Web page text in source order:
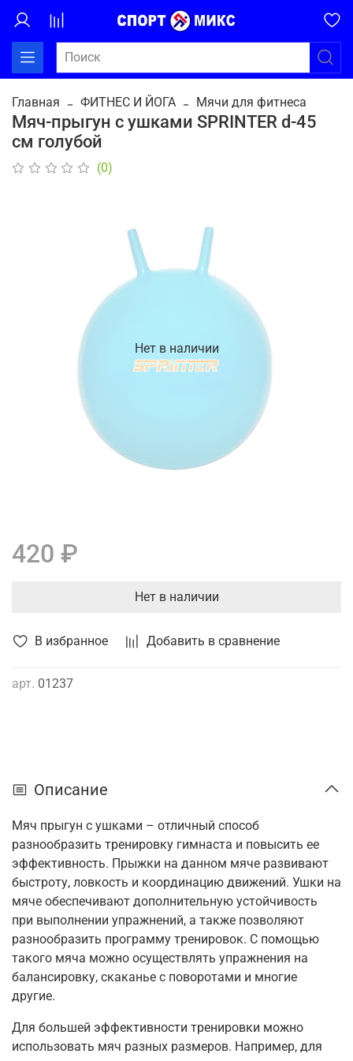
Главная ФИТНЕС И ЙОГА Мячи для фитнеса
Мяч-прыгун с ушками SPRINTER d-45
см голубой
(0)
В избранное Добавить в сравнение
арт. 01237
Нет в наличии
420 ₽
Нет в наличии
Описание
Мяч прыгун с ушками – отличный способ
разнообразить тренировку гимнаста и повысить ее
эффективность. Прыжки на данном мяче развивают
быстроту, ловкость и координацию движений. Ушки на
мяче обеспечивают дополнительную устойчивость
при выполнении упражнений, а также позволяют
разнообразить программу тренировок. С помощью
такого мяча можно осуществлять упражнения на
балансировку, скаканье с поворотами и многие
другие.
Для большей эффективности тренировки можно
использовать мяч разных размеров. Например, для